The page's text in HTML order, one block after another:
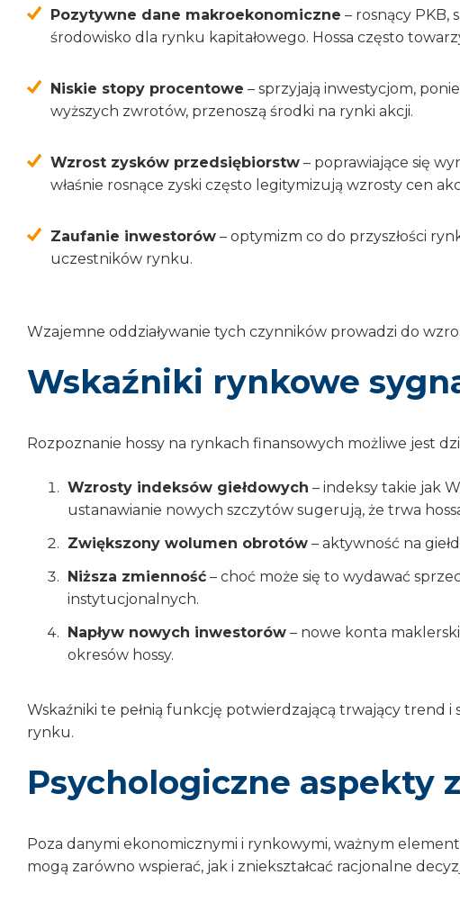
Pozytywne dane makroekonomiczne – rosnący
środowisko dla rynku kapitałowego. Hossa często
Niskie stopy procentowe – sprzyjają inwestycjom,
wyższych zwrotów, przenoszą środki na rynki akcji.
Wzrost zysków przedsiębiorstw– poprawiające się
właśnie rosnące zyski często legitymizują wzrosty cen
Zaufanie inwestorów– optymizm co do przyszłości
uczestników rynku.
Wzajemne oddziaływanie tych czynników prowadzi do
Wskaźniki rynkowe
Rozpoznanie hossy na rynkach finansowych możliwe jest
Wzrosty indeksów giełdowych – indeksy takie jak
ustanawianie nowych szczytów sugerują, że trwa
Zwiększony wolumen obrotów – aktywność na
Niższa zmienność – choć może się to wydawać
instytucjonalnych.
Napływ nowych inwestorów – nowe konta
okresów hossy.
Wskaźniki te pełnią funkcję potwierdzającą trwający trend
rynku.
Psychologiczne aspekty
Poza danymi ekonomicznymi i rynkowymi, ważnym
mogą zarówno wspierać, jak i zniekształcać racjonalne